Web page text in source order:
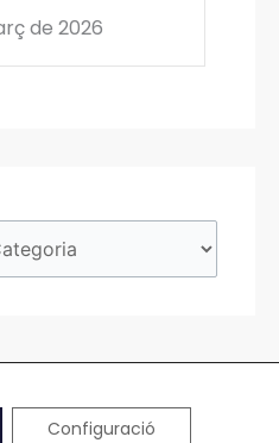
de 2026
Configuració